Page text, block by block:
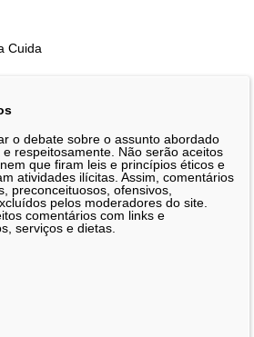
Cuida
o debate sobre o assunto abordado
respeitosamente. Não serão aceitos
que firam leis e princípios éticos e
atividades ilícitas. Assim, comentários
preconceituosos, ofensivos,
pelos moderadores do site.
comentários com links e
serviços e dietas.